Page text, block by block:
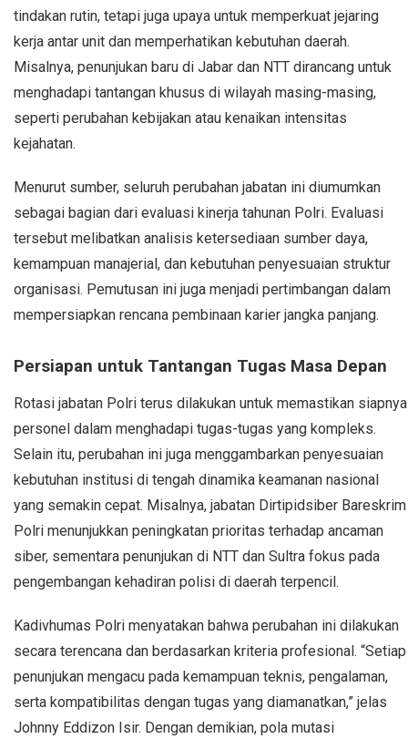
tindakan rutin, tetapi juga upaya untuk memperkuat jejaring
kerja antar unit dan memperhatikan kebutuhan daerah.
Misalnya, penunjukan baru di Jabar dan NTT dirancang untuk
menghadapi tantangan khusus di wilayah masing-masing,
seperti perubahan kebijakan atau kenaikan intensitas
kejahatan.
Menurut sumber, seluruh perubahan jabatan ini diumumkan
sebagai bagian dari evaluasi kinerja tahunan Polri. Evaluasi
tersebut melibatkan analisis ketersediaan sumber daya,
kemampuan manajerial, dan kebutuhan penyesuaian struktur
organisasi. Pemutusan ini juga menjadi pertimbangan dalam
mempersiapkan rencana pembinaan karier jangka panjang.
Persiapan untuk Tantangan Tugas Masa Depan
Rotasi jabatan Polri terus dilakukan untuk memastikan siapnya
personel dalam menghadapi tugas-tugas yang kompleks.
Selain itu, perubahan ini juga menggambarkan penyesuaian
kebutuhan institusi di tengah dinamika keamanan nasional
yang semakin cepat. Misalnya, jabatan Dirtipidsiber Bareskrim
Polri menunjukkan peningkatan prioritas terhadap ancaman
siber, sementara penunjukan di NTT dan Sultra fokus pada
pengembangan kehadiran polisi di daerah terpencil.
Kadivhumas Polri menyatakan bahwa perubahan ini dilakukan
secara terencana dan berdasarkan kriteria profesional. “Setiap
penunjukan mengacu pada kemampuan teknis, pengalaman,
serta kompatibilitas dengan tugas yang diamanatkan,” jelas
Johnny Eddizon Isir. Dengan demikian, pola mutasi